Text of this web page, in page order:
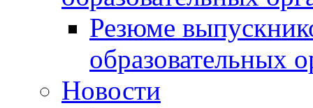
Резюме
образовательных
Новости